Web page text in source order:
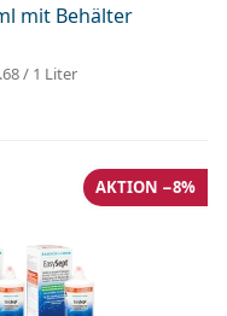
mit Behälter
/ 1 Liter
AKTION −8%